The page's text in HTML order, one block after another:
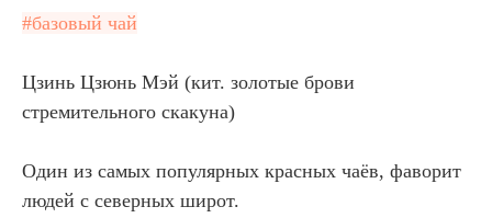
#базовый чай
Цзинь Цзюнь Мэй (кит. золотые брови
стремительного скакуна)
Один из самых популярных красных чаёв, фаворит
людей с северных широт.